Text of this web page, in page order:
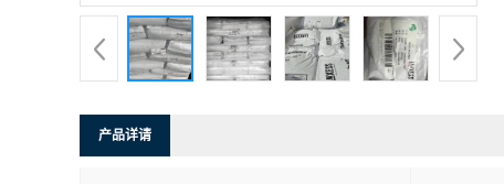
产品详请